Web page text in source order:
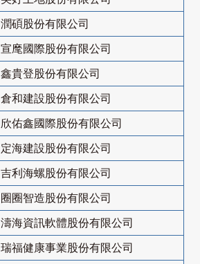
潤碩股份有限公司
宣麾國際股份有限公司
鑫貴登股份有限公司
倉和建設股份有限公司
欣佑鑫國際股份有限公司
定海建設股份有限公司
吉利海螺股份有限公司
圈圈智造股份有限公司
濤海資訊軟體股份有限公司
瑞福健康事業股份有限公司